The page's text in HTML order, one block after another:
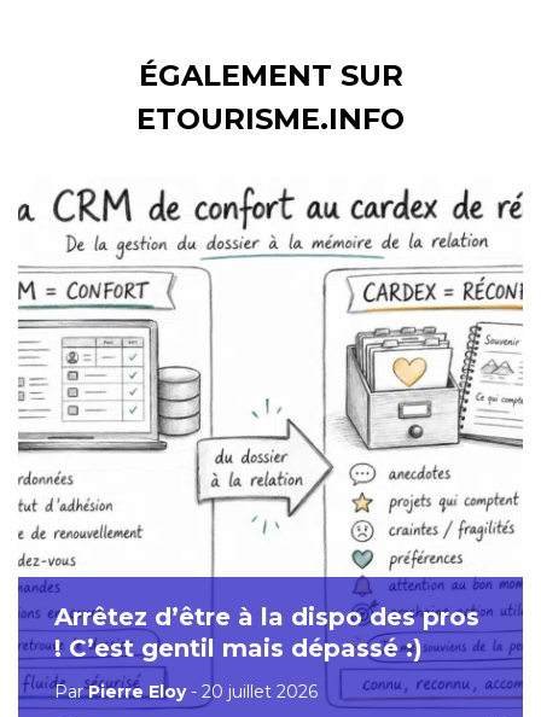
ÉGALEMENT SUR
ETOURISME.INFO
Arrêtez d’être à la dispo des pros
! C’est gentil mais dépassé :)
ParPierre Eloy- 20 juillet 2026